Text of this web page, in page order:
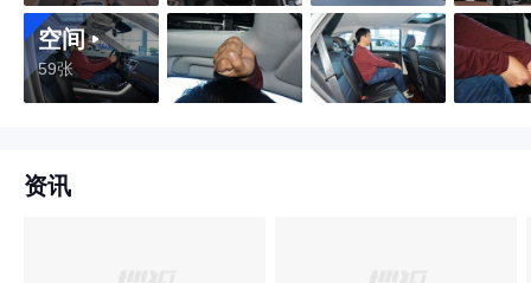
空间
59张
资讯